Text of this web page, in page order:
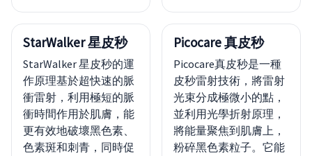
StarWalker 星皮秒
StarWalker 星皮秒的運
作原理基於超快速的脈
衝雷射，利用極短的脈
衝時間作用於肌膚，能
更有效地破壞黑色素、
色素斑和刺青，同時促
Picocare 真皮秒
Picocare真皮秒是一種
皮秒雷射技術，將雷射
光束分成極微小的點，
並利用光學折射原理，
將能量聚焦到肌膚上，
粉碎黑色素粒子。它能